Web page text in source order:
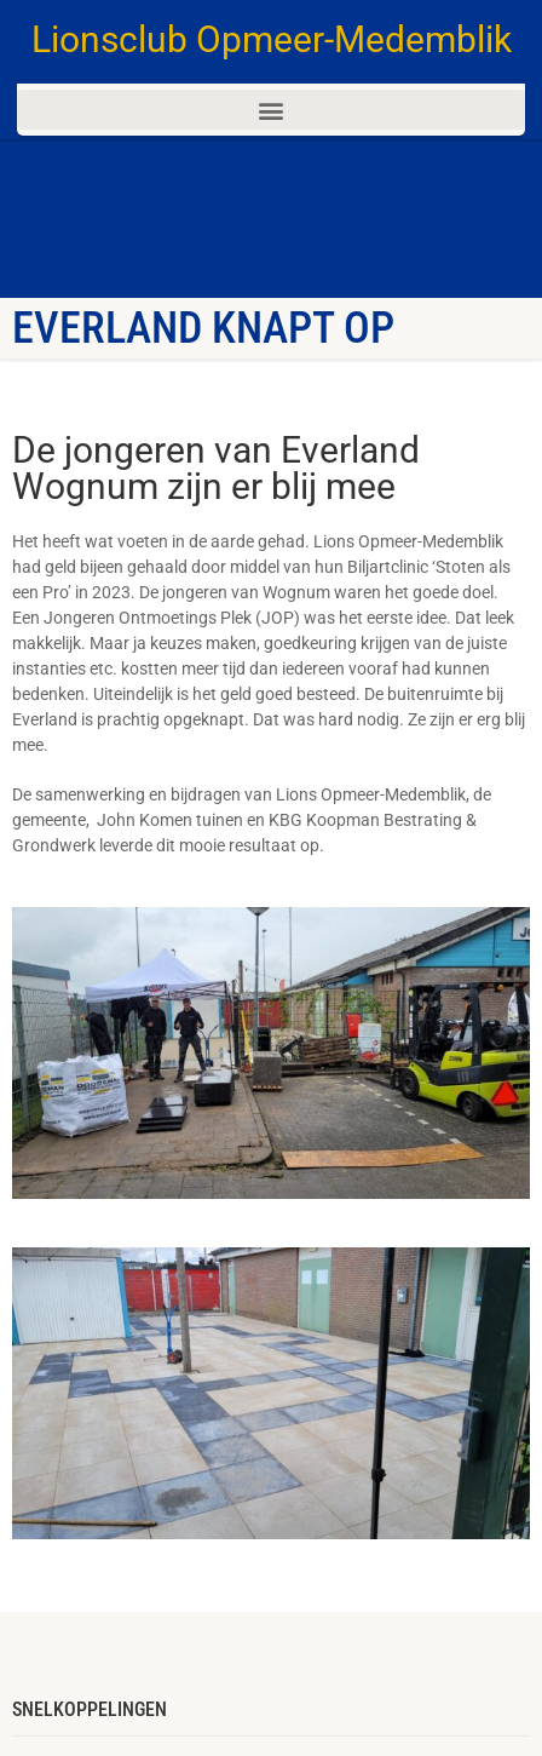
Lionsclub Opmeer-Medemblik
EVERLAND KNAPT OP
De jongeren van Everland
Wognum zijn er blij mee
Het heeft wat voeten in de aarde gehad. Lions Opmeer-Medemblik
had geld bijeen gehaald door middel van hun Biljartclinic ‘Stoten als
een Pro’ in 2023. De jongeren van Wognum waren het goede doel.
Een Jongeren Ontmoetings Plek (JOP) was het eerste idee. Dat leek
makkelijk. Maar ja keuzes maken, goedkeuring krijgen van de juiste
instanties etc. kostten meer tijd dan iedereen vooraf had kunnen
bedenken. Uiteindelijk is het geld goed besteed. De buitenruimte bij
Everland is prachtig opgeknapt. Dat was hard nodig. Ze zijn er erg blij
mee.
De samenwerking en bijdragen van Lions Opmeer-Medemblik, de
gemeente, John Komen tuinen en KBG Koopman Bestrating &
Grondwerk leverde dit mooie resultaat op.
SNELKOPPELINGEN